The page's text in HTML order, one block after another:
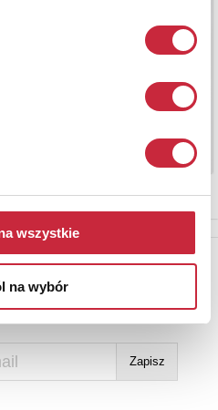
wszystkie
na wybóraukcjach, prosimy podać
e-mail